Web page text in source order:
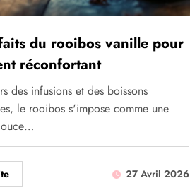
du rooibos vanille pour
réconfortant
des infusions et des boissons
le rooibos s'impose comme une
27 Avril 2026